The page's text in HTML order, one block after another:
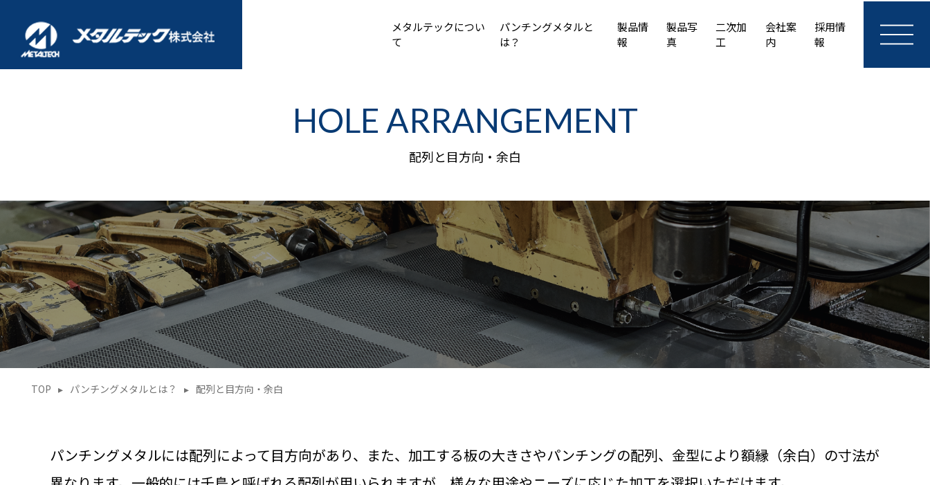
メタルテックについ
て
パンチングメタルと
は？
製品情
報
製品写
真
二次加
工
会社案
内
採用情
報
HOLE ARRANGEMENT
配列と目方向・余白
TOP ▸ パンチングメタルとは？ ▸ 配列と目方向・余白
パンチングメタルには配列によって目方向があり、また、加工する板の大きさやパンチングの配列、金型により額縁（余白）の寸法が